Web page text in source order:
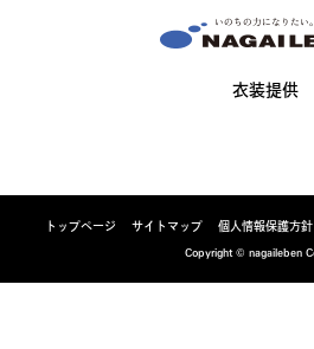
衣装提供
トップページ サイトマップ 個人情報保護方針
Copyright © nagaileben